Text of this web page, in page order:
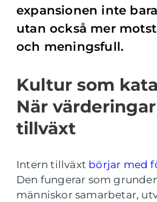
expansionen inte
utan också mer
och meningsfull.
Kultur som
När
tillväxt
Intern tillväxt börjar med
Den fungerar som
människor samarbetar,